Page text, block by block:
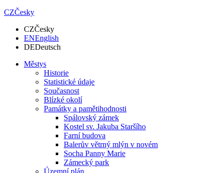
CZČesky
CZČesky
ENEnglish
DEDeutsch
Městys
Historie
Statistické údaje
Současnost
Blízké okolí
Památky a pamětihodnosti
Spálovský zámek
Kostel sv. Jakuba Staršího
Farní budova
Balerův větrný mlýn v novém
Socha Panny Marie
Zámecký park
Územní plán